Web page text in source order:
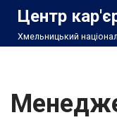
Перейти
Центр
Хмельницький